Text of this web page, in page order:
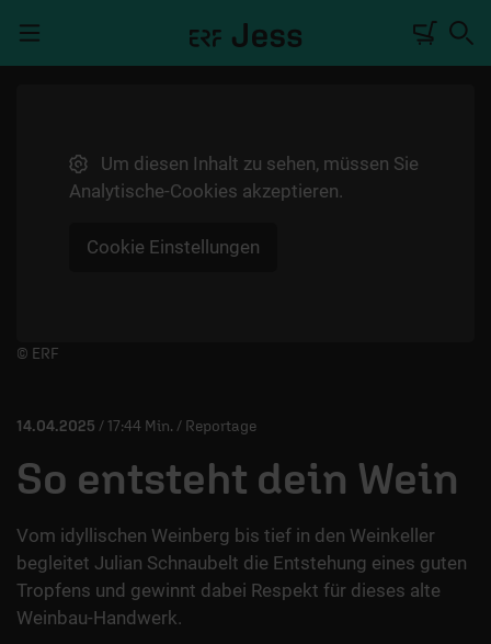
TALKWERK
PODCASTS
Um diesen Inhalt zu sehen, müssen Sie
Analytische-Cookies akzeptieren.
Cookie Einstellungen
Player starten/anhalten
© ERF
14.04.2025 / 17:44 Min. / Reportage
So entsteht dein Wein
Vom idyllischen Weinberg bis tief in den Weinkeller
begleitet Julian Schnaubelt die Entstehung eines guten
Tropfens und gewinnt dabei Respekt für dieses alte
Weinbau-Handwerk.